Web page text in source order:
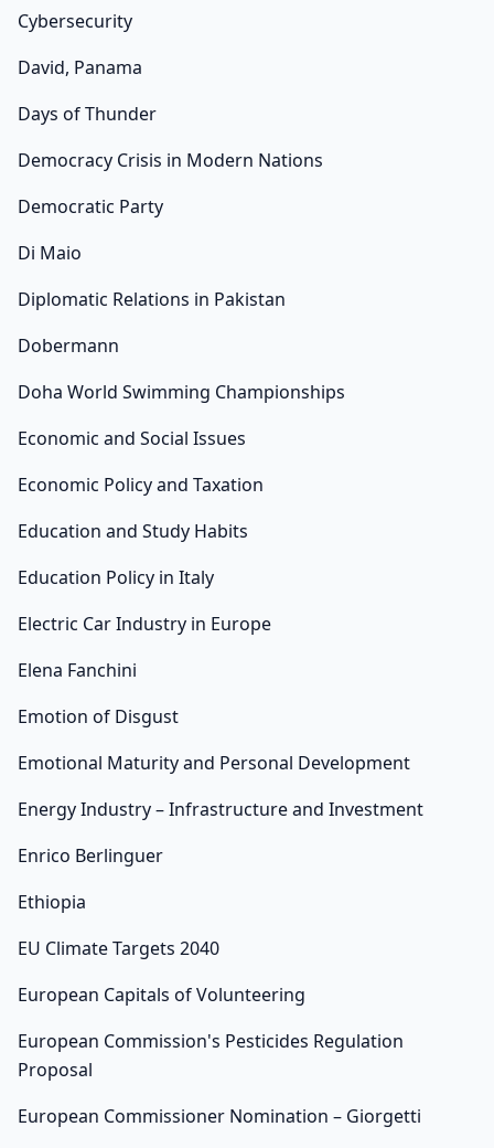
Cybersecurity
David, Panama
Days of Thunder
Democracy Crisis in Modern Nations
Democratic Party
Di Maio
Diplomatic Relations in Pakistan
Dobermann
Doha World Swimming Championships
Economic and Social Issues
Economic Policy and Taxation
Education and Study Habits
Education Policy in Italy
Electric Car Industry in Europe
Elena Fanchini
Emotion of Disgust
Emotional Maturity and Personal Development
Energy Industry – Infrastructure and Investment
Enrico Berlinguer
Ethiopia
EU Climate Targets 2040
European Capitals of Volunteering
European Commission's Pesticides Regulation
Proposal
European Commissioner Nomination – Giorgetti